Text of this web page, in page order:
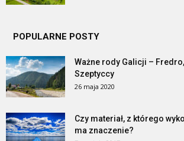
POPULARNE POSTY
Ważne rody Galicji –
Szeptyccy
26 maja 2020
Czy materiał, z którego
ma znaczenie?